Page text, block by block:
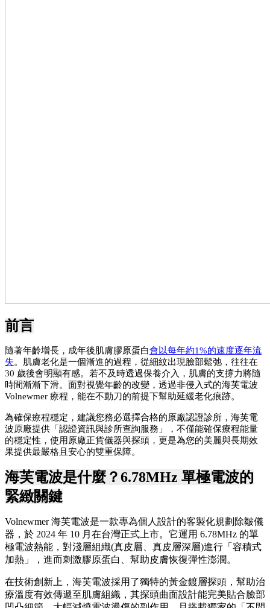
前言
隨著年齡增長，成年後肌膚膠原蛋白會以每年約1%的速度逐年流
失。肌膚老化是一個漸進的過程，從細紋出現臉部鬆弛，往往在
30 歲後會明顯有感。若不及時透過保養介入，肌膚的支撐力將隨
時間漸漸下滑。面對視覺年齡的改變，透過非侵入式的海芙電波
Volnewmer 療程，能在不動刀的前提下幫助延緩老化痕跡。
為確保療程穩定，建議您務必選擇合格的原廠認證診所，海芙電
波原廠提供「認證資訊與診所查詢服務」，不僅能確保療程能量
的穩定性，使用原廠正貨儀器與探頭，更是為您的美麗與長期效
果提供最嚴格且安心的雙重保障。
海芙電波是什麼？6.78MHz 單極電波的
緊緻關鍵
Volnewmer 海芙電波是一款專為個人設計的客製化規劃除皺儀
器，於 2024 年 10 月在台灣正式上市。它運用 6.78MHz 的單
極電波熱能，對淺層組織(真皮層、真皮層深層)進行「容積式
加熱」，進而刺激膠原蛋白、幫助皮膚恢復彈性澎潤。
在技術創新上，海芙電波採用了獨特的黃金鍍層探頭，幫助治
療溫度有效傳遞至肌膚組織，其探頭曲面設計能完美貼合臉部